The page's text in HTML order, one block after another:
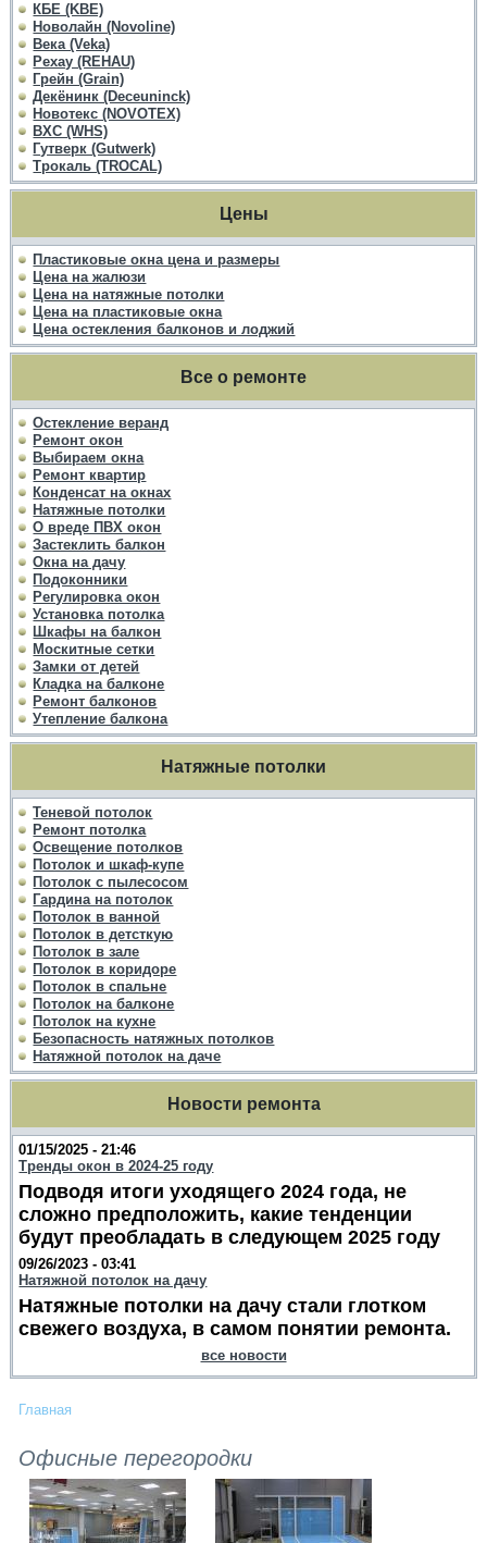
КБЕ (KBE)
Новолайн (Novoline)
Века (Veka)
Рехау (REHAU)
Грейн (Grain)
Декёнинк (Deceuninck)
Новотекс (NOVOTEX)
ВХС (WHS)
Гутверк (Gutwerk)
Трокаль (TROCAL)
Цены
Пластиковые окна цена и размеры
Цена на жалюзи
Цена на натяжные потолки
Цена на пластиковые окна
Цена остекления балконов и лоджий
Все о ремонте
Остекление веранд
Ремонт окон
Выбираем окна
Ремонт квартир
Конденсат на окнах
Натяжные потолки
О вреде ПВХ окон
Застеклить балкон
Окна на дачу
Подоконники
Регулировка окон
Установка потолка
Шкафы на балкон
Москитные сетки
Замки от детей
Кладка на балконе
Ремонт балконов
Утепление балкона
Натяжные потолки
Теневой потолок
Ремонт потолка
Освещение потолков
Потолок и шкаф-купе
Потолок с пылесосом
Гардина на потолок
Потолок в ванной
Потолок в детсткую
Потолок в зале
Потолок в коридоре
Потолок в спальне
Потолок на балконе
Потолок на кухне
Безопасность натяжных потолков
Натяжной потолок на даче
Новости ремонта
01/15/2025 - 21:46
Тренды окон в 2024-25 году
Подводя итоги уходящего 2024 года, не
сложно предположить, какие тенденции
будут преобладать в следующем 2025 году
09/26/2023 - 03:41
Натяжной потолок на дачу
Натяжные потолки на дачу стали глотком
свежего воздуха, в самом понятии ремонта.
все новости
Главная
Офисные перегородки